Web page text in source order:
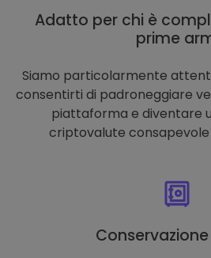
Adatto per chi è
prime
Siamo particolarmente
consentirti di padroneggiare
piattaforma e diventare
criptovalute